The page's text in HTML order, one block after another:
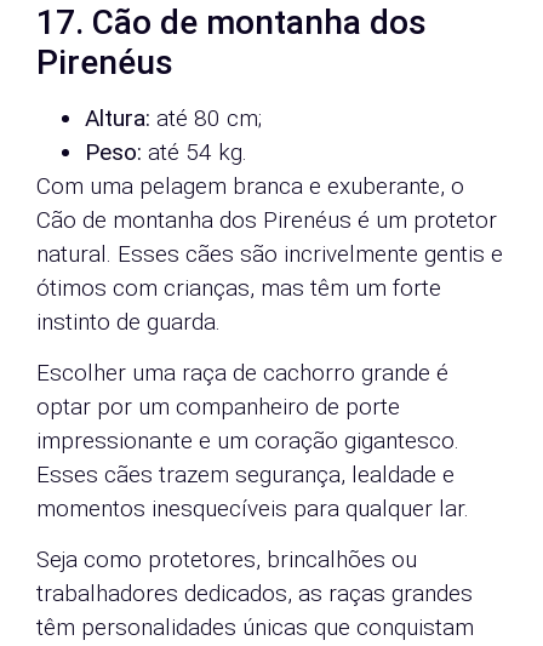
17. Cão de montanha dos
Pirenéus
Altura: até 80 cm;
Peso: até 54 kg.
Com uma pelagem branca e exuberante, o
Cão de montanha dos Pirenéus é um protetor
natural. Esses cães são incrivelmente gentis e
ótimos com crianças, mas têm um forte
instinto de guarda.
Escolher uma raça de cachorro grande é
optar por um companheiro de porte
impressionante e um coração gigantesco.
Esses cães trazem segurança, lealdade e
momentos inesquecíveis para qualquer lar.
Seja como protetores, brincalhões ou
trabalhadores dedicados, as raças grandes
têm personalidades únicas que conquistam